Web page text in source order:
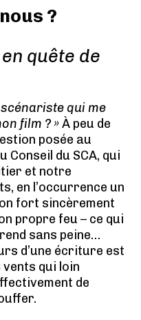
?
quête de
qui me
film ? »À peu de
posée au
Conseil du SCA, qui
et notre
en l’occurrence un
fort sincèrement
propre feu – ce qui
sans peine…
d’une écriture est
qui loin
de